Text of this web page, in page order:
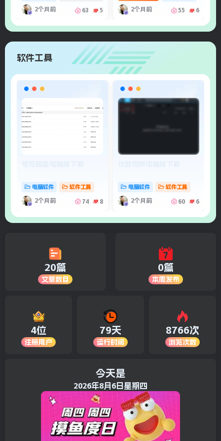
2个月前 63 5 2个月前 55 6
软件工具
电脑软件 软件工具
2个月前 74 8
电脑软件 软件工具
2个月前 60 6
20篇
文章数目
0篇
本周发布
4位
注册用户
79天
运行时间
8766次
浏览次数
今天是
2026年8月6日星期四